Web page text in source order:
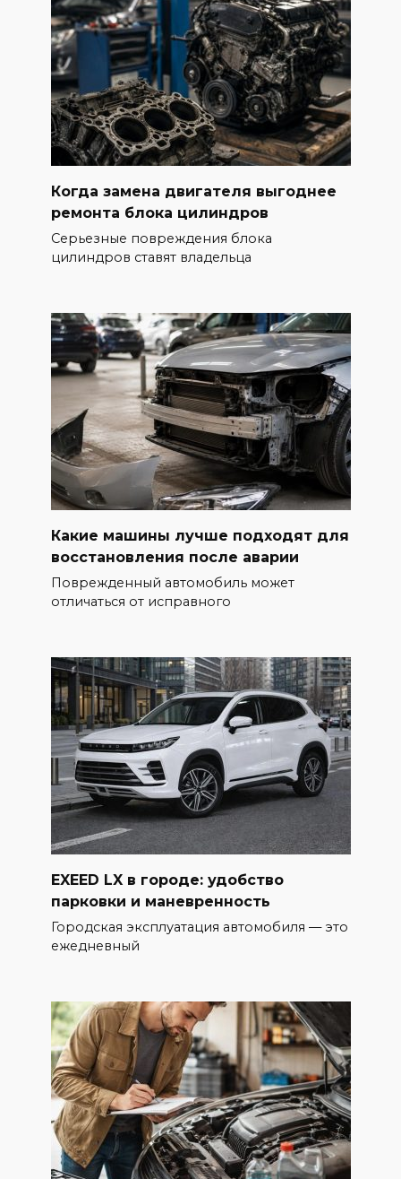
Когда замена двигателя выгоднее
ремонта блока цилиндров
Серьезные повреждения блока
цилиндров ставят владельца
Какие машины лучше подходят для
восстановления после аварии
Поврежденный автомобиль может
отличаться от исправного
EXEED LX в городе: удобство
парковки и маневренность
Городская эксплуатация автомобиля — это
ежедневный